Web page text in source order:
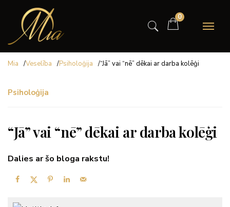
0
Mia /Veselība /Psiholoģija /“Jā” vai “nē” dēkai ar darba kolēģi
Psiholoģija
“Jā” vai “nē” dēkai ar darba kolēģi
Dalies ar šo bloga rakstu!